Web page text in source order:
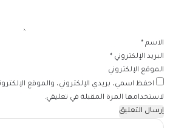
الاسم *
البريد الإلكتروني *
الموقع الإلكتروني
احفظ اسمي، بريدي الإلكتروني، والموقع
لاستخدامها المرة المقبلة في تعليقي.